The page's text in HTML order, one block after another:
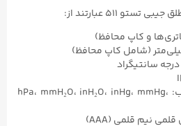
۵۱۱ عبارتند از:
واحدهای قابل انتخاب: hPa، mmH₂O، inH₂O، inHg، mmHg،